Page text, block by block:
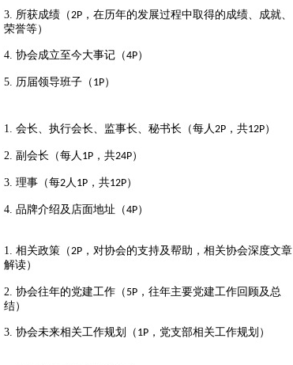
3. 所获成绩（2P ，在历年的发展过程中取得的成绩、成就、
荣誉等）
4. 协会成立至今大事记（4P）
5. 历届领导班子（ 1P）
1. 会长、执行会长、监事长、秘书长（每人2P ，共12P）
2. 副会长（每人 1P ，共24P）
3. 理事（每2人 1P ，共12P）
4. 品牌介绍及店面地址 （4P）
1. 相关政策（2P ，对协会的支持及帮助，相关协会深度文章
解读）
2. 协会往年的党建工作（ 5P ，往年主要党建工作回顾及总
结）
3. 协会未来相关工作规划（ 1P ，党支部相关工作规划）